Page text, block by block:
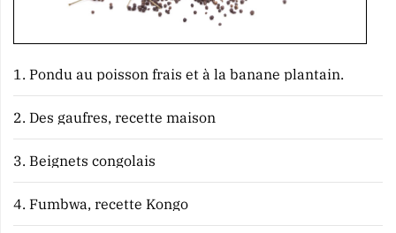
1. Pondu au poisson frais et à la banane plantain.
2. Des gaufres, recette maison
3. Beignets congolais
4. Fumbwa, recette Kongo